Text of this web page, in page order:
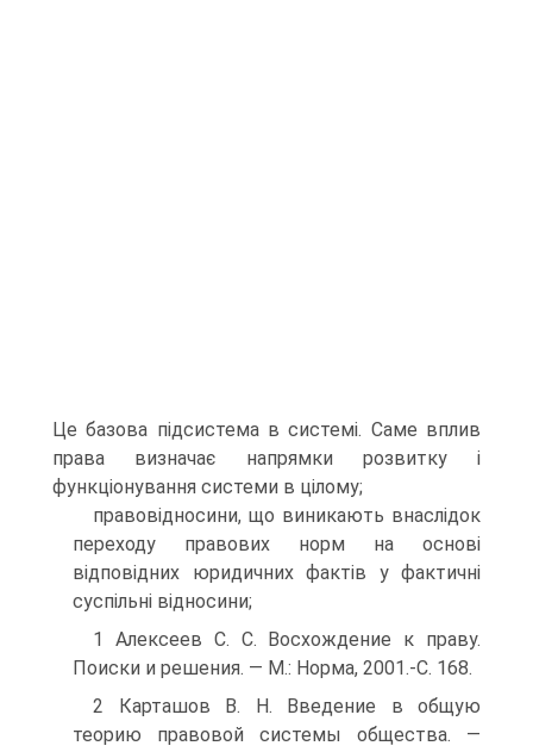
Це базова підсистема в системі. Саме вплив
права визначає напрямки розвитку і
функціонування системи в цілому;
правовідносини, що виникають внаслідок
переходу правових норм на основі
відповідних юридичних фактів у фактичні
суспільні відносини;
1 Алексеев С. С. Восхождение к праву.
Поиски и решения. — М.: Норма, 2001.-С. 168.
2 Карташов В. Н. Введение в общую
теорию правовой системы общества. —